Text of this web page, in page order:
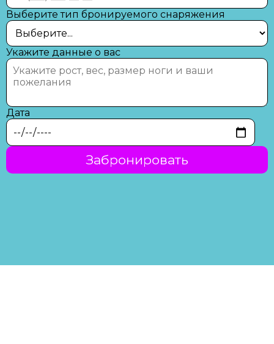
Выберите тип бронируемого снаряжения
Укажите данные о вас
Дата
Забронировать